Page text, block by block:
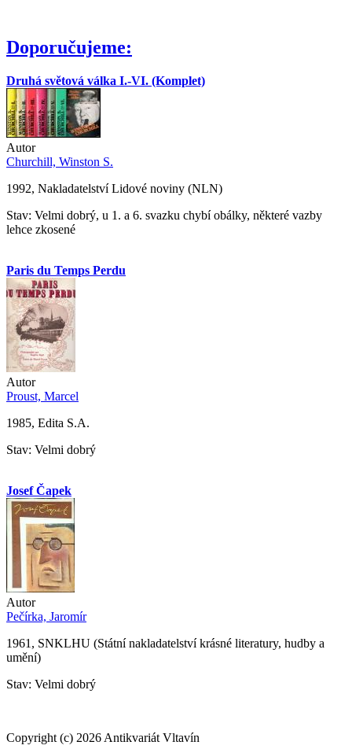
Doporučujeme:
Druhá světová válka I.-VI. (Komplet)
Autor
Churchill, Winston S.
1992, Nakladatelství Lidové noviny (NLN)
Stav: Velmi dobrý, u 1. a 6. svazku chybí obálky, některé vazby
lehce zkosené
Paris du Temps Perdu
Autor
Proust, Marcel
1985, Edita S.A.
Stav: Velmi dobrý
Josef Čapek
Autor
Pečírka, Jaromír
1961, SNKLHU (Státní nakladatelství krásné literatury, hudby a
umění)
Stav: Velmi dobrý
Copyright (c) 2026 Antikvariát Vltavín